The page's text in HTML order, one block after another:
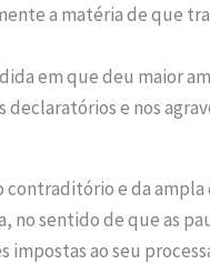
a matéria de que
em que deu maior
e nos
e da ampla
no sentido de que as
impostas ao seu